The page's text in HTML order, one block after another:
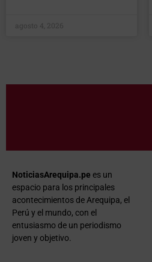
agosto 4, 2026
NoticiasArequipa.pe es un
espacio para los principales
acontecimientos de Arequipa, el
Perú y el mundo, con el
entusiasmo de un periodismo
joven y objetivo.